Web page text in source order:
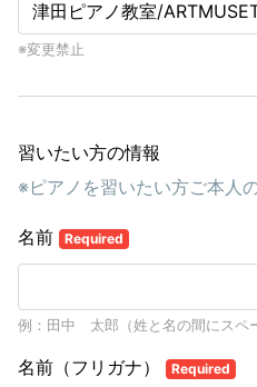
※変更禁止
習いたい方の情報
※ピアノを習いたい方ご本人
名前 Required
例：田中 太郎（姓と名の間にスペ
名前（フリガナ） Required